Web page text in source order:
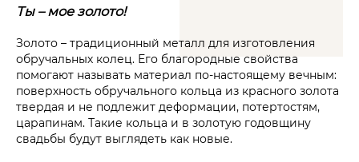
Ты – мое золото!
Золото – традиционный металл для изготовления
обручальных колец. Его благородные свойства
помогают называть материал по-настоящему вечным:
поверхность обручального кольца из красного золота
твердая и не подлежит деформации, потертостям,
царапинам. Такие кольца и в золотую годовщину
свадьбы будут выглядеть как новые.